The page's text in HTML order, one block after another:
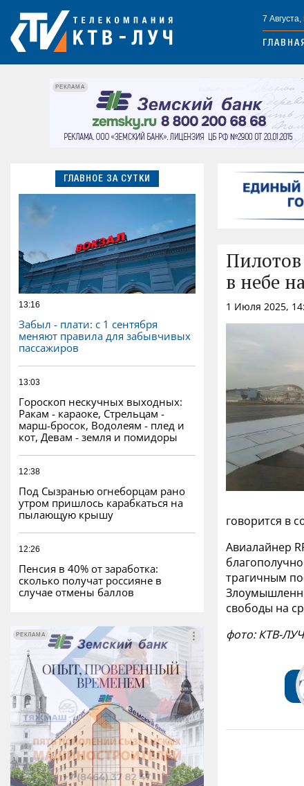
7
РЕКЛАМА
ГЛАВНОЕ ЗА СУТКИ
13:16
Забыл - плати: с 1 сентября
меняют правила для забывчивых
пассажиров
13:03
Гороскоп нескучных выходных:
Ракам - караоке, Стрельцам -
марш-бросок, Водолеям - плед и
кот, Девам - земля и помидоры
12:38
Под Сызранью огнеборцам рано
утром пришлось карабкаться на
пылающую крышу
12:26
Пенсия в 40% от заработка:
сколько получат россияне в
случае отмены баллов
РЕКЛАМА
РЕКЛАМА
Пилотов
в небе
1 Июля 2025,
говорится в
Авиалайнер
трагичным
свободы на
фото: КТВ-ЛУЧ